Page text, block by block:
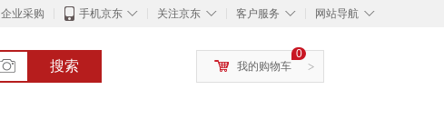
企业采购 ◇
手机京东 ◇
关注京东 ◇
客户服务 ◇
网站导航
搜索 >
0
我的购物车